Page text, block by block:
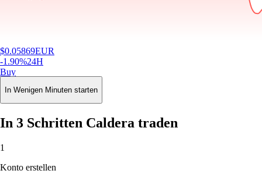
$0.05869EUR
-1.90%24H
Buy
In Wenigen Minuten starten
In 3 Schritten Caldera traden
1
Konto erstellen